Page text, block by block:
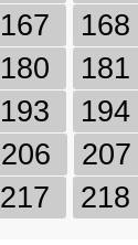
167 168
180 181
193 194
206 207
217
218